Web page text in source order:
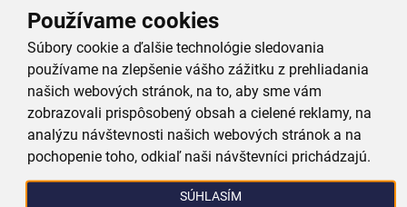
Používame cookies
Súbory cookie a ďalšie technológie sledovania
používame na zlepšenie vášho zážitku z prehliadania
našich webových stránok, na to, aby sme vám
zobrazovali prispôsobený obsah a cielené reklamy, na
analýzu návštevnosti našich webových stránok a na
pochopenie toho, odkiaľ naši návštevníci prichádzajú.
SÚHLASÍM
Hmotnosť (g): 22
Prečo si vybrať práve nás
Doprava zadarmo
Pri nákupe nad 39,99 €